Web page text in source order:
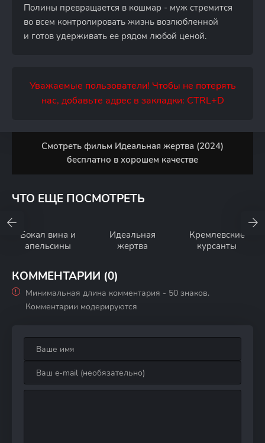
Полины превращается в кошмар - муж стремится
во всем контролировать жизнь возлюбленной
и готов удерживать ее рядом любой ценой.
Уважаемые пользователи! Чтобы не потерять
нас, добавьте адрес в закладки: CTRL+D
Смотреть фильм Идеальная жертва (2024)
бесплатно в хорошем качестве
ЧТО ЕЩЕ ПОСМОТРЕТЬ
Бокал вина и
апельсины
Идеальная
жертва
Кремлевские
курсанты
КОММЕНТАРИИ (0)
Минимальная длина комментария - 50 знаков.
Комментарии модерируются